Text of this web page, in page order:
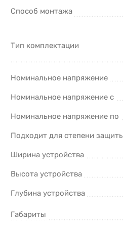
Способ монтажа
Тип комплектации
Номинальное напряжение
Номинальное напряжение с
Номинальное напряжение по
Подходит для степени
Ширина устройства
Высота устройства
Глубина устройства
Габариты